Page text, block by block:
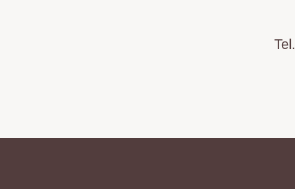
Tel.